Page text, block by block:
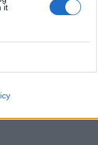
it